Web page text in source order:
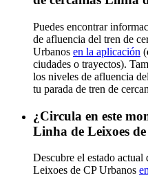
Puedes encontrar
de afluencia del tren de
Urbanos en la aplicación
ciudades o trayectos).
los niveles de afluencia
tu parada de tren de
¿Circula en este
Linha de Leixoes
Descubre el estado
Leixoes de CP Urbanos